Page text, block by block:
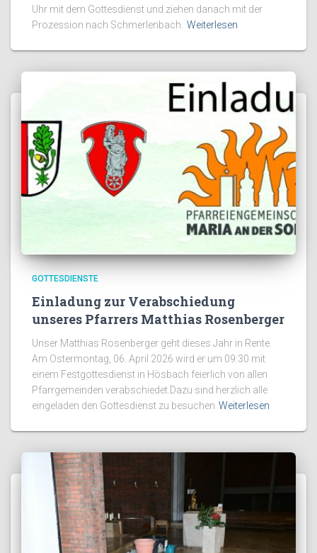
Uhr mit dem Gottesdienst und ziehen danach mit der
Prozession nach Schmerlenbach. Weiterlesen
GOTTESDIENSTE
Einladung zur Verabschiedung
unseres Pfarrers Matthias Rosenberger
Unser Matthias Rosenberger geht dieses Jahr in Rente.
Am Ostermontag, 06. April 2026 wird er um 09:30 mit
einem Festgottesdienst in Hösbach feierlich von allen
Pfarrgemeinden verabschiedet.Dazu sind herzlich alle
eingeladen den Gottesdienst zu besuchen Weiterlesen